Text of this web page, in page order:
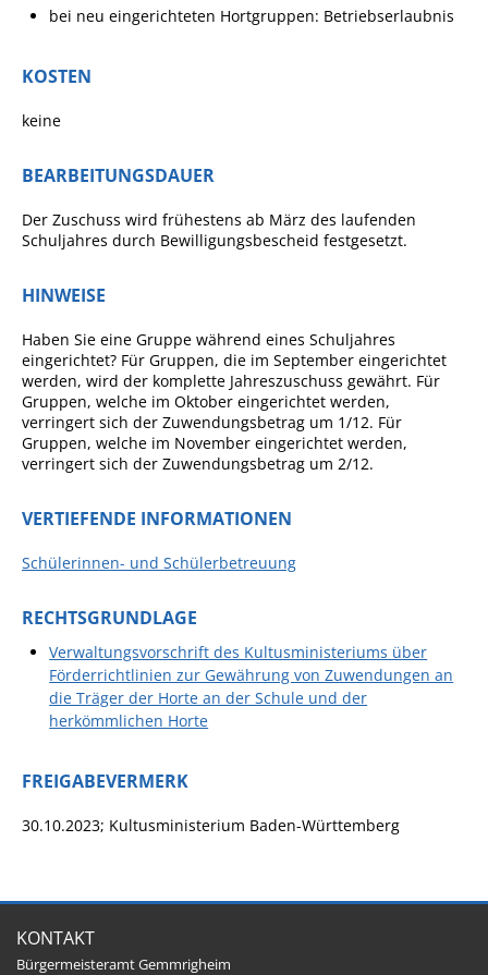
Pop-Up-Museum
Partnerschaft Trigono-
Orestiada
Kirchen
Geschichte
MEIN GEMMRIGHEIM
Gemmrigheim
Markungsputzete
Lesewochen
Paten für Baum- und
Willkommensbesuche
Kinderkleidermarkt
bei neu eingerichteten Hortgruppen: Betriebserlaubnis
KOSTEN
keine
BEARBEITUNGSDAUER
Der Zuschuss wird frühestens ab März des laufenden
Schuljahres durch Bewilligungsbescheid festgesetzt.
HINWEISE
Haben Sie eine Gruppe während eines Schuljahres
eingerichtet? Für Gruppen, die im September eingerichtet
werden, wird der komplette Jahreszuschuss gewährt. Für
Gruppen, welche im Oktober eingerichtet werden,
verringert sich der Zuwendungsbetrag um 1/12. Für
Gruppen, welche im November eingerichtet werden,
verringert sich der Zuwendungsbetrag um 2/12.
VERTIEFENDE INFORMATIONEN
Schülerinnen- und Schülerbetreuung
RECHTSGRUNDLAGE
Verwaltungsvorschrift des Kultusministeriums über
Förderrichtlinien zur Gewährung von Zuwendungen an
die Träger der Horte an der Schule und der
herkömmlichen Horte
FREIGABEVERMERK
30.10.2023; Kultusministerium Baden-Württemberg
KONTAKT
Bürgermeisteramt Gemmrigheim